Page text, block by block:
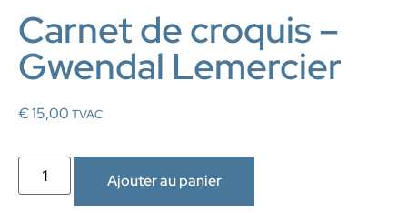
Carnet de croquis –
Gwendal Lemercier
€15,00 TVAC
Ajouter au panier